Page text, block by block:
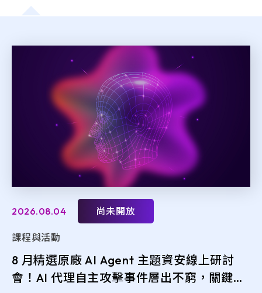
SSH Communications
Security
e-SOFT
ARMIS
2026.08.04 尚未開放
課程與活動
8 月精選原廠 AI Agent 主題資安線上研討
會！AI 代理自主攻擊事件層出不窮，關鍵防